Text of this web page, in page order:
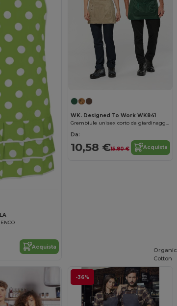
Acquista
WK. Designed To Work WK841
Grembiule unisex corto da giardinaggio ecosostenibile
Da:
10,58 €15,80 € Acquista
-36%
Organic
Cotton